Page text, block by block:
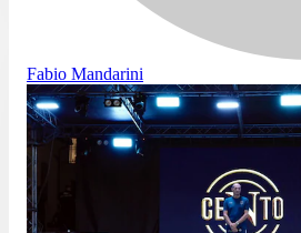
Fabio Mandarini